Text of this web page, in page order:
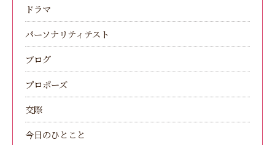
ドラマ
パーソナリティテスト
ブログ
プロポーズ
交際
今日のひとこと